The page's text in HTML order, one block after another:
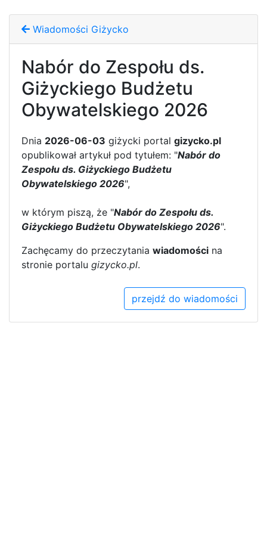
Wiadomości Giżycko
Nabór do Zespołu ds.
Giżyckiego Budżetu
Obywatelskiego 2026
Dnia 2026-06-03 giżycki portal gizycko.pl
opublikował artykuł pod tytułem: "Nabór do
Zespołu ds. Giżyckiego Budżetu
Obywatelskiego 2026",
w którym piszą, że "Nabór do Zespołu ds.
Giżyckiego Budżetu Obywatelskiego 2026".
Zachęcamy do przeczytania wiadomości na
stronie portalu gizycko.pl.
przejdź do wiadomości